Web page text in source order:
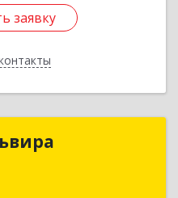
заявку
заявку
Эльвира